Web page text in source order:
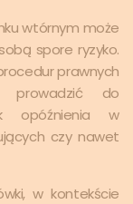
wtórnym może
spore ryzyko.
prawnych
prowadzić do
opóźnienia w
czy nawet
w kontekście